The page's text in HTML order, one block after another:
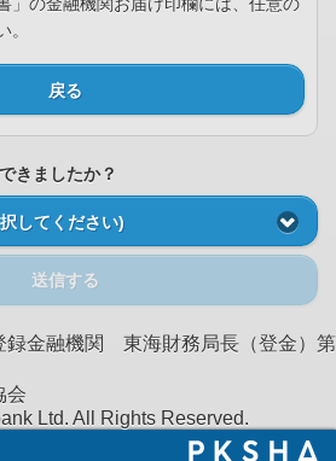
」の金融機関お届け印欄には、任意の
。
戻る
きましたか？
してください)
送信する
金融機関 東海財務局長（登金）第
会
Ltd. All Rights Reserved.